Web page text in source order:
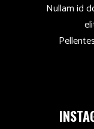
Nullam id